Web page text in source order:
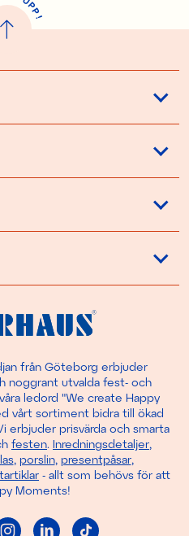
P
P
!
från Göteborg erbjuder
noggrant utvalda fest- och
ledord "We create Happy
vårt sortiment bidra till ökad
erbjuder prisvärda och smarta
festen. Inredningsdetaljer,
, porslin, presentpåsar,
- allt som behövs för att
Moments!